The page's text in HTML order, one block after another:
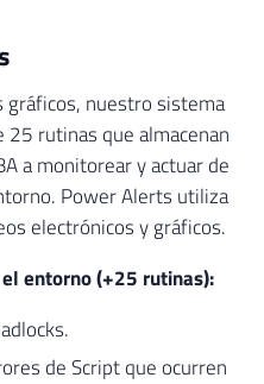
gráficos, nuestro sistema
rutinas que almacenan
a monitorear y actuar de
Power Alerts utiliza
electrónicos y gráficos.
entorno (+25 rutinas):
de Script que ocurren